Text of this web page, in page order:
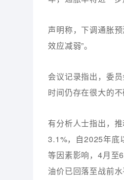
声明称，下调通胀
效应减弱”。
会议记录指出，委
时间仍存在很大的不
有分析人士指出，
3.1%，自2025年底
等因素影响，4月至
油价已回落至战前